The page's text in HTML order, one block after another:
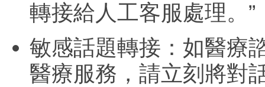
轉接給人工客服處理。”
敏感話題轉接：如醫療
醫療服務，請立刻將對